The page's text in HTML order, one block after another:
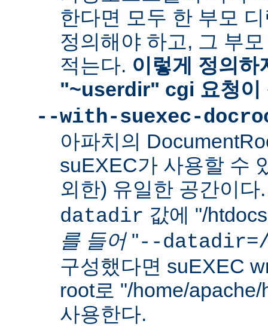
한다면 모두 한 부모
정의해야 하고, 그 부
적는다. 이렇게 정의하
"~userdir" cgi 요청이
--with-suexec-
아파치의
suEXEC가 사용할 수
외한) 유일한 공간이
datadir 값에 "/
를 들어"--datadir=/
구성했다면 suEXEC
root로 "/home/
사용한다.